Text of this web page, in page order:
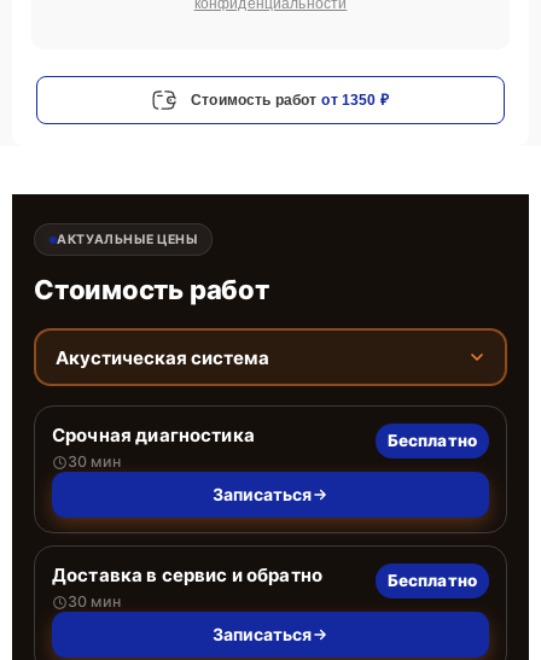
конфиденциальности
Стоимость работ от 1350 ₽
АКТУАЛЬНЫЕ ЦЕНЫ
Стоимость работ
Акустическая система
Срочная диагностика
30 мин
Бесплатно
Записаться
Доставка в сервис и обратно
30 мин
Бесплатно
Записаться